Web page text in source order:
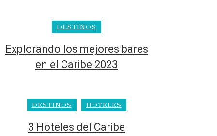
DESTINOS
Explorando los mejores bares
en el Caribe 2023
DESTINOS HOTELES
3 Hoteles del Caribe